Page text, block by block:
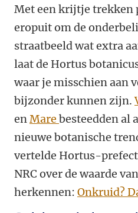
Met een krijtje trekken
eropuit om de
straatbeeld wat extra
laat de Hortus
waar je misschien aan
bijzonder kunnen zijn.
enMare besteedden al
nieuwe botanische
vertelde Hortus-
NRC over de waarde
herkennen: Onkruid?